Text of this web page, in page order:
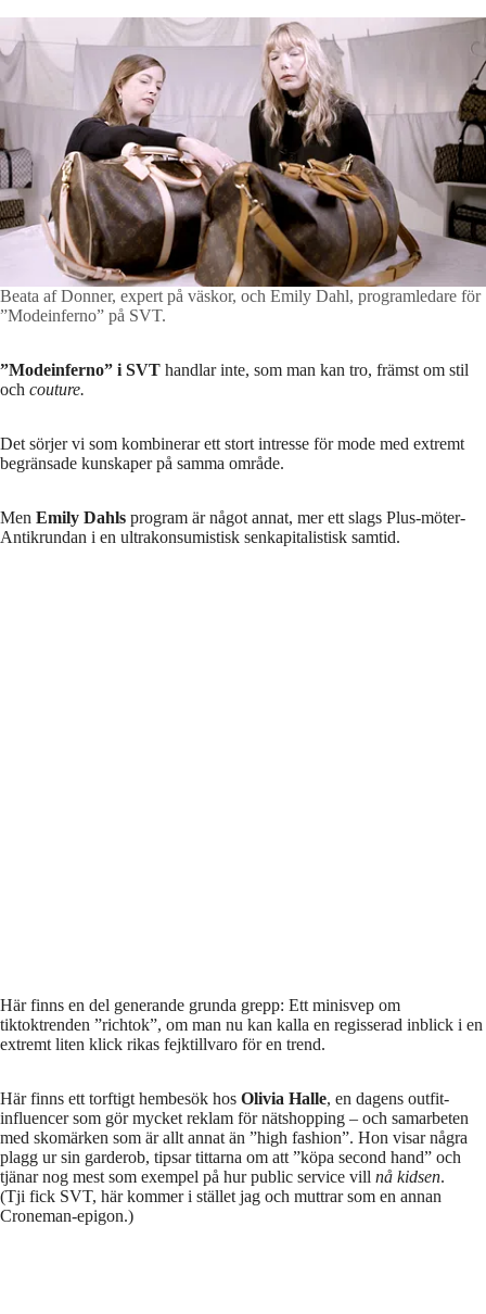
Beata af Donner, expert på väskor, och Emily Dahl, programledare för
”Modeinferno” på SVT.
”Modeinferno” i SVT handlar inte, som man kan tro, främst om stil
och couture.
Det sörjer vi som kombinerar ett stort intresse för mode med extremt
begränsade kunskaper på samma område.
Men Emily Dahls program är något annat, mer ett slags Plus-möter-
Antikrundan i en ultrakonsumistisk senkapitalistisk samtid.
Här finns en del generande grunda grepp: Ett minisvep om
tiktoktrenden ”richtok”, om man nu kan kalla en regisserad inblick i en
extremt liten klick rikas fejktillvaro för en trend.
Här finns ett torftigt hembesök hos Olivia Halle, en dagens outfit-
influencer som gör mycket reklam för nätshopping – och samarbeten
med skomärken som är allt annat än ”high fashion”. Hon visar några
plagg ur sin garderob, tipsar tittarna om att ”köpa second hand” och
tjänar nog mest som exempel på hur public service vill nå kidsen.
(Tji fick SVT, här kommer i stället jag och muttrar som en annan
Croneman-epigon.)